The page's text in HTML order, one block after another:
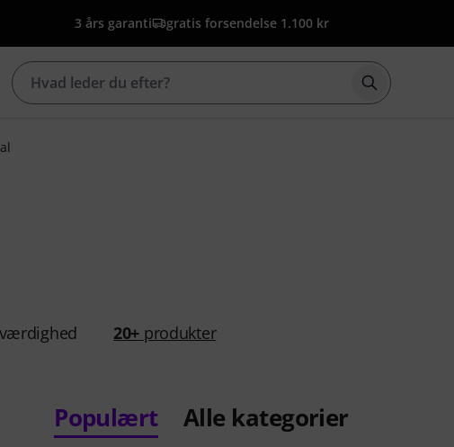
3 års garanti gratis forsendelse 1.100 kr
Start
20+ produkter
Populært Alle kategorier